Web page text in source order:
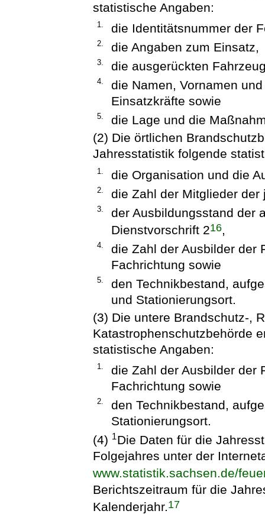
statistische Angaben:
1. die Identitätsnummer der
2. die Angaben zum Einsatz,
3. die ausgerückten
4.
die Namen, Vornamen
Einsatzkräfte sowie
5.
die Lage und die
(2) Die örtlichen
Jahresstatistik folgende
1. die Organisation und die
2. die Zahl der Mitglieder der
3.
der Ausbildungsstand der
Dienstvorschrift 216,
4.
die Zahl der Ausbilder der
Fachrichtung sowie
5.
den Technikbestand,
und Stationierungsort.
(3) Die untere Brandschutz-,
Katastrophenschutzbehörde
statistische Angaben:
1.
die Zahl der Ausbilder der
Fachrichtung sowie
2.
den Technikbestand,
Stationierungsort.
(4) 1Die Daten für die
Folgejahres unter der
www.statistik.sachsen.de/
Berichtszeitraum für die
Kalenderjahr.17